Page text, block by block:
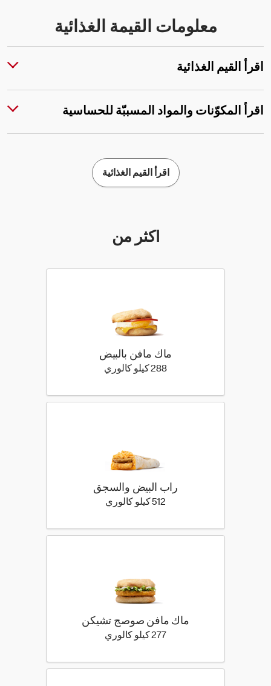
معلومات القيمة الغذائية
اقرأ القيم الغذائية
اقرأ المكوّنات والمواد المسببّة للحساسية
اقرأ القيم الغذائية
أكثر من
ماك مافن بالبيض
288 كيلو كالوري 288 كيلو سعرة حرارية
راب البيض والسجق
512 كيلو كالوري 512 كيلو سعرة حرارية
ماك مافن صوصج تشيكن
277 كيلو كالوري 277 كيلو سعرة حرارية